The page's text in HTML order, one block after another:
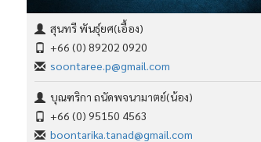
สุนทรี พันธุ์ยศ(เอื้อง)
+66 (0) 89202 0920
soontaree.p@gmail.com
บุณฑริกา ถนัดพจนามาตย์(น้อง)
+66 (0) 95150 4563
boontarika.tanad@gmail.com